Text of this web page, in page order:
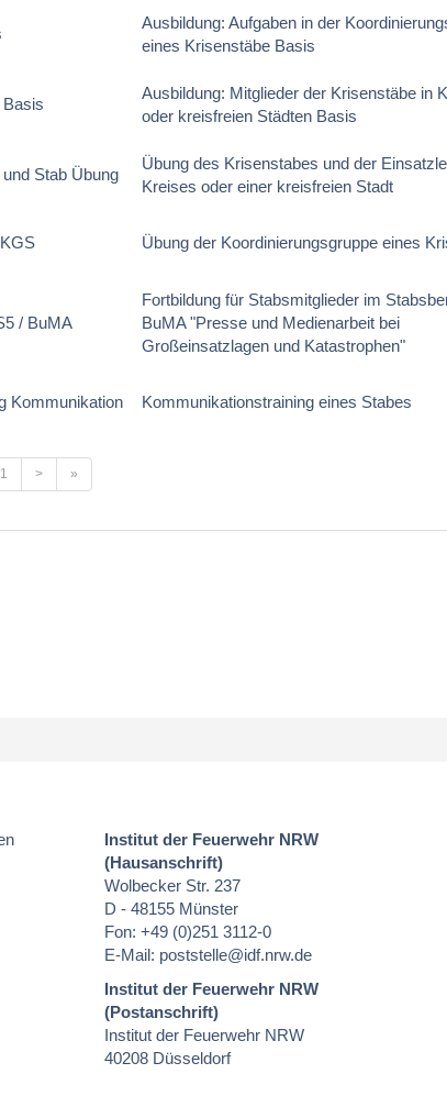
Ausbildung: Aufgaben in der
eines Krisenstäbe Basis
Ausbildung: Mitglieder der Krisenstäbe in
oder kreisfreien Städten Basis
Stab Übung
Übung des Krisenstabes und der
Kreises oder einer kreisfreien Stadt
Übung der Koordinierungsgruppe eines
/ BuMA
Fortbildung für Stabsmitglieder im
BuMA "Presse und Medienarbeit bei
Großeinsatzlagen und Katastrophen"
Kommunikation Kommunikationstraining eines Stabes
1 > »
Institut der Feuerwehr NRW
(Hausanschrift)
Wolbecker Str. 237
D - 48155 Münster
Fon: +49 (0)251 3112-0
E-Mail: poststelle@idf.nrw.de
Institut der Feuerwehr NRW
(Postanschrift)
Institut der Feuerwehr NRW
40208 Düsseldorf